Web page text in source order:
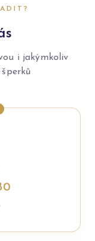
i jakýmkoliv